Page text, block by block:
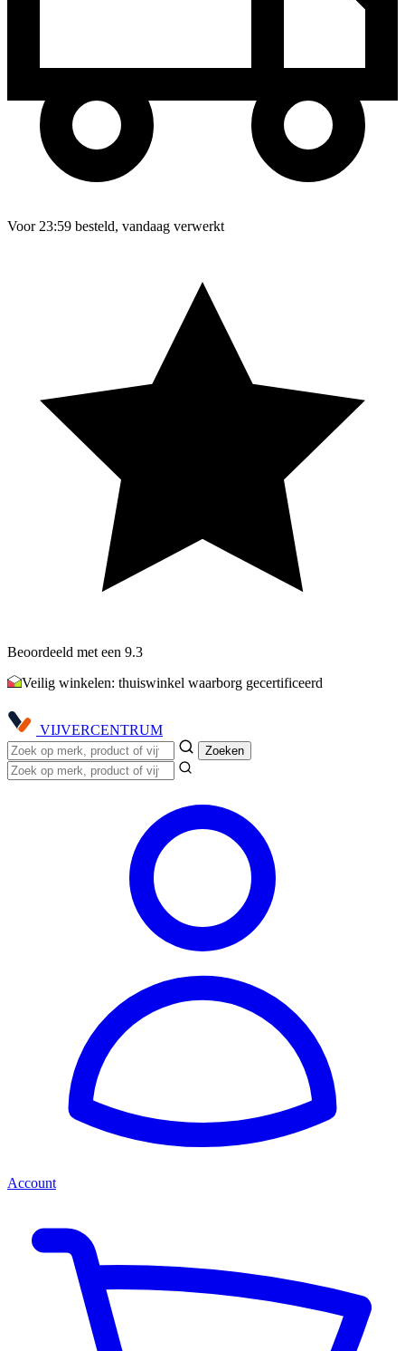
Voor 23:59 besteld, vandaag verwerkt
Beoordeeld met een 9.3
Veilig winkelen: thuiswinkel waarborg gecertificeerd
VIJVERCENTRUM
Zoeken
Account